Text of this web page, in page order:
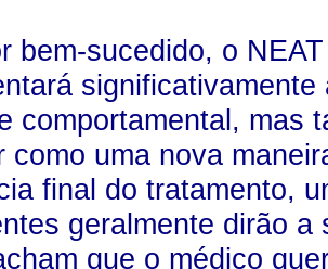
bem-sucedido, o
significativamente
comportamental, mas
como uma nova
final do tratamento,
geralmente dirão a
que o médico